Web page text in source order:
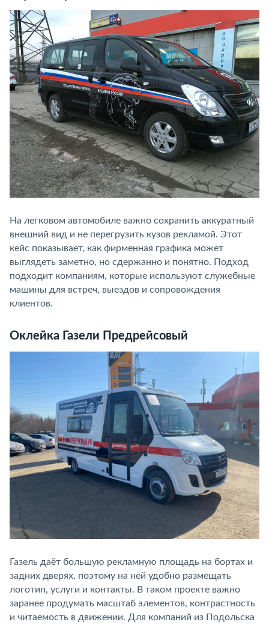
На легковом автомобиле важно сохранить аккуратный
внешний вид и не перегрузить кузов рекламой. Этот
кейс показывает, как фирменная графика может
выглядеть заметно, но сдержанно и понятно. Подход
подходит компаниям, которые используют служебные
машины для встреч, выездов и сопровождения
клиентов.
Оклейка Газели Предрейсовый
Газель даёт большую рекламную площадь на бортах и
задних дверях, поэтому на ней удобно размещать
логотип, услуги и контакты. В таком проекте важно
заранее продумать масштаб элементов, контрастность
и читаемость в движении. Для компаний из Подольска